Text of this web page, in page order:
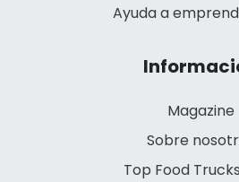
Ayuda a
Magazine
Sobre
Top Food